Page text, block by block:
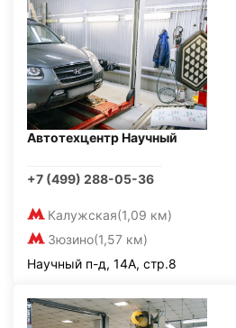
Автотехцентр Научный
+7 (499) 288-05-36
Калужская(1,09 км)
Зюзино(1,57 км)
Научный п-д, 14А, стр.8